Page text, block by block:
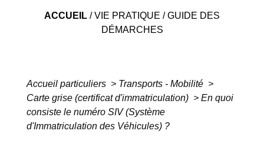
ACCUEIL /VIE PRATIQUE /GUIDE DES
DÉMARCHES
Accueil particuliers > Transports - Mobilité >
Carte grise (certificat d'immatriculation) > En quoi
consiste le numéro SIV (Système
d'Immatriculation des Véhicules) ?